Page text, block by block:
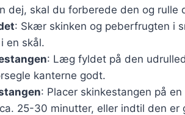
dej, skal du forberede den og rulle
: Skær skinken og peberfrugten i
en skål.
: Læg fyldet på den
kanterne godt.
: Placer skinkestangen på
25-30 minutter, eller indtil den er